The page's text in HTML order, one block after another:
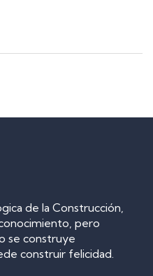
de la Construcción,
pero
se construye
construir felicidad.